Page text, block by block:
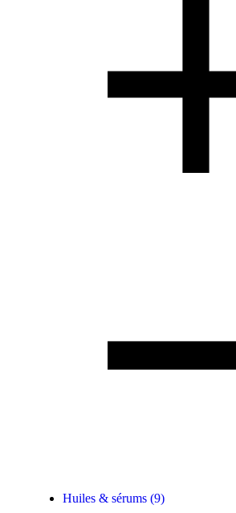
Huiles & sérums (9)